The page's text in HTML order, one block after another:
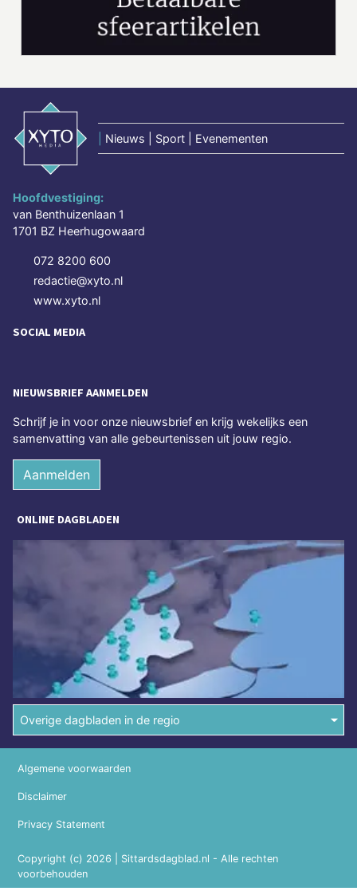
Nieuws | Sport | Evenementen
Hoofdvestiging:
van Benthuizenlaan 1
1701 BZ Heerhugowaard
072 8200 600
redactie@xyto.nl
www.xyto.nl
SOCIAL MEDIA
NIEUWSBRIEF AANMELDEN
Schrijf je in voor onze nieuwsbrief en krijg wekelijks een
samenvatting van alle gebeurtenissen uit jouw regio.
Aanmelden
ONLINE DAGBLADEN
Overige dagbladen in de regio
Copyright (c) 2026 | Sittardsdagblad.nl - Alle rechten
voorbehouden
Algemene voorwaarden
Disclaimer
Privacy Statement